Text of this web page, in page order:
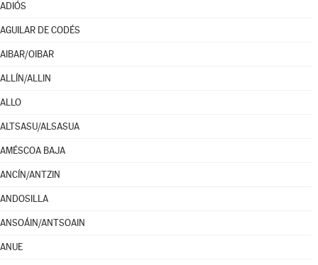
ADIÓS
AGUILAR DE CODÉS
AIBAR/OIBAR
ALLÍN/ALLIN
ALLO
ALTSASU/ALSASUA
AMÉSCOA BAJA
ANCÍN/ANTZIN
ANDOSILLA
ANSOÁIN/ANTSOAIN
ANUE